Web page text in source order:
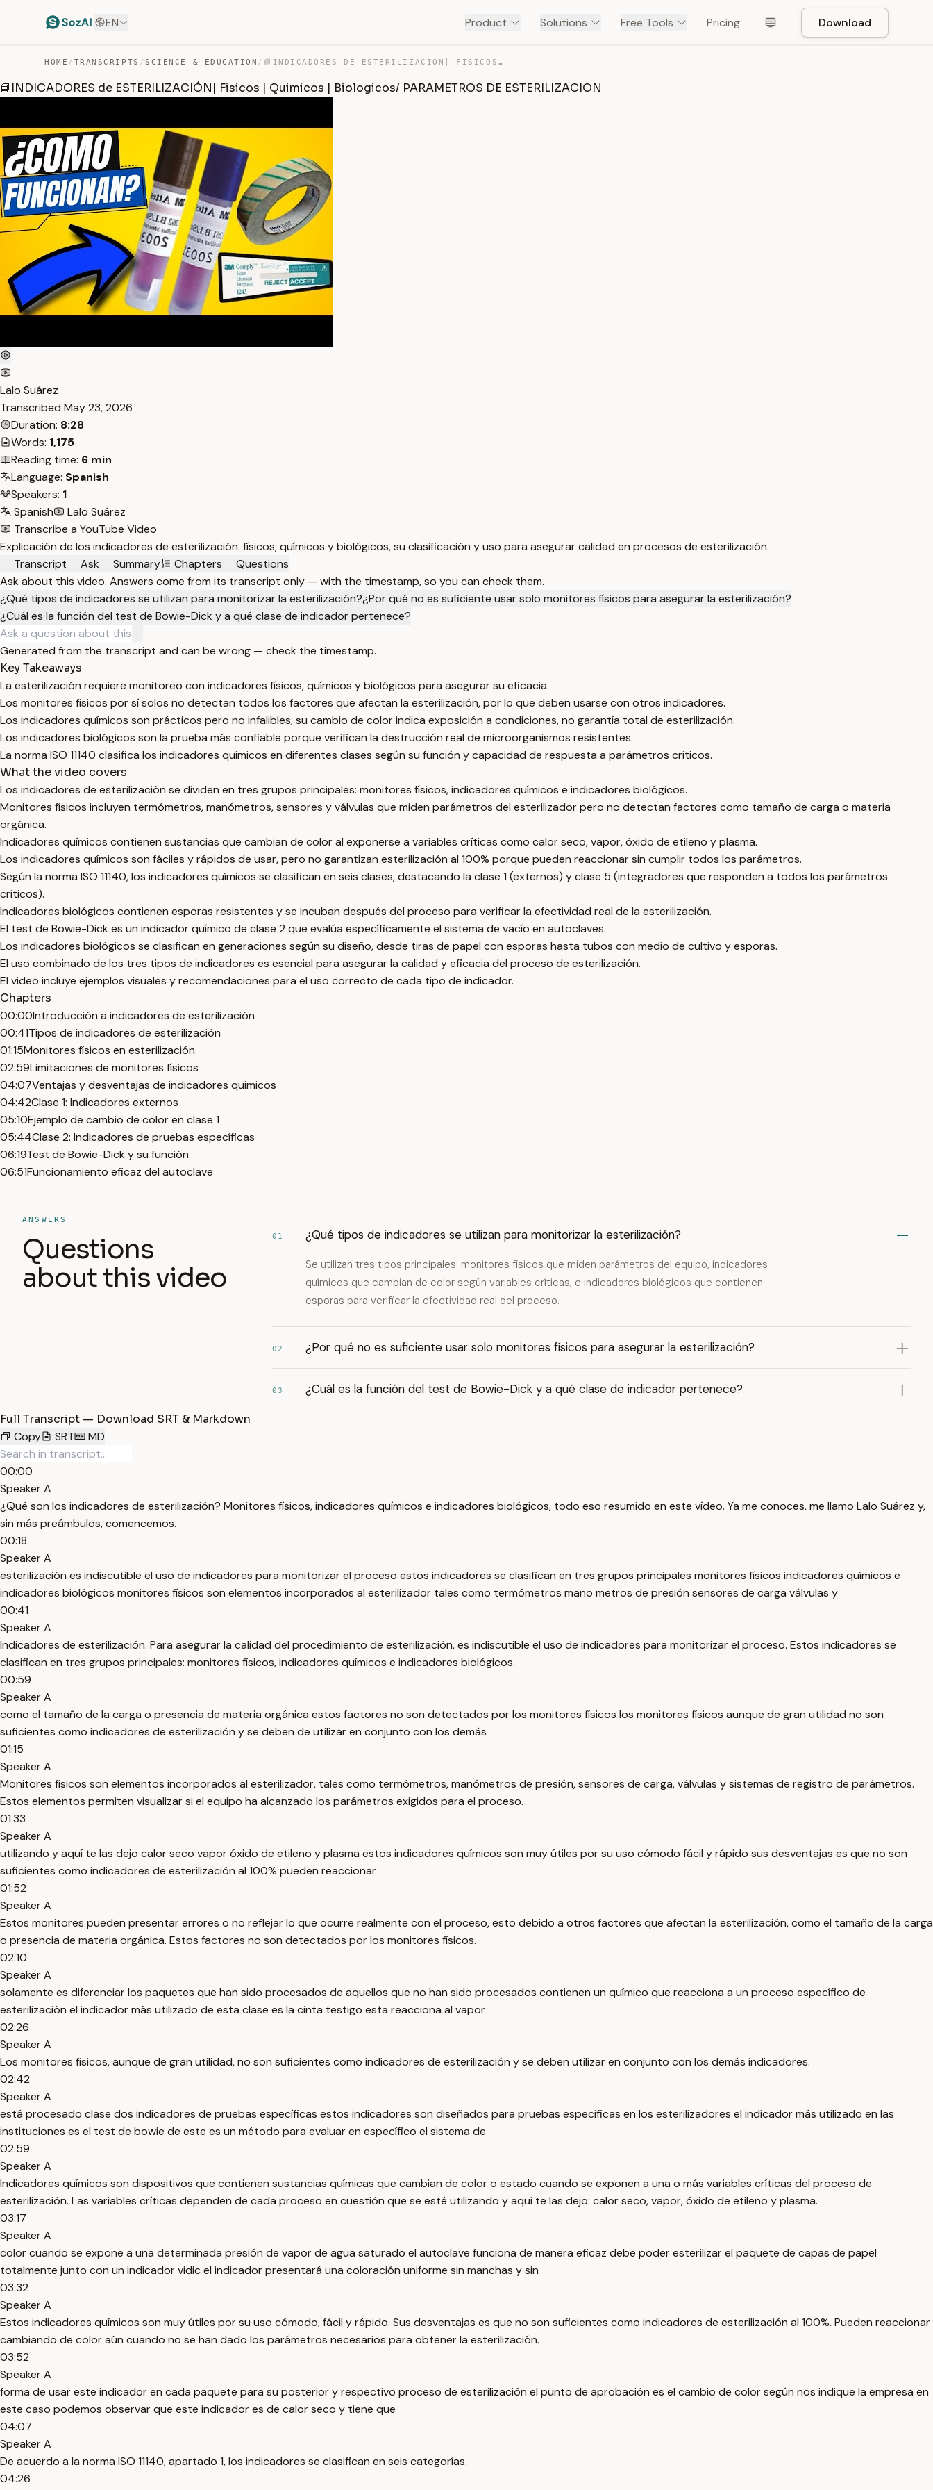
EN Product Solutions Free Tools Pricing Download
HOME / TRANSCRIPTS /SCIENCE & EDUCATION / 📘INDICADORES DE ESTERILIZACIÓN| FISICOS | QUIMICOS | BI… — TRANSCRIPT
📘INDICADORES de ESTERILIZACIÓN| Fisicos | Quimicos | Biologicos/ PARAMETROS DE ESTERILIZACION
Lalo Suárez
Transcribed May 23, 2026
Duration: 8:28
Words: 1,175
Reading time: 6 min
Language: Spanish
Speakers: 1
Spanish
Lalo Suárez
Transcribe a YouTube Video
Explicación de los indicadores de esterilización: físicos, químicos y biológicos, su clasificación y uso para asegurar calidad en procesos de esterilización.
Transcript
Ask Summary Chapters
Questions
Ask about this video. Answers come from its transcript only — with the timestamp, so you can check them.
¿Qué tipos de indicadores se utilizan para monitorizar la esterilización?¿Por qué no es suficiente usar solo monitores físicos para asegurar la esterilización?
¿Cuál es la función del test de Bowie-Dick y a qué clase de indicador pertenece?
Generated from the transcript and can be wrong — check the timestamp.
Key Takeaways
La esterilización requiere monitoreo con indicadores físicos, químicos y biológicos para asegurar su eficacia.
Los monitores físicos por sí solos no detectan todos los factores que afectan la esterilización, por lo que deben usarse con otros indicadores.
Los indicadores químicos son prácticos pero no infalibles; su cambio de color indica exposición a condiciones, no garantía total de esterilización.
Los indicadores biológicos son la prueba más confiable porque verifican la destrucción real de microorganismos resistentes.
La norma ISO 11140 clasifica los indicadores químicos en diferentes clases según su función y capacidad de respuesta a parámetros críticos.
What the video covers
Los indicadores de esterilización se dividen en tres grupos principales: monitores físicos, indicadores químicos e indicadores biológicos.
Monitores físicos incluyen termómetros, manómetros, sensores y válvulas que miden parámetros del esterilizador pero no detectan factores como tamaño de carga o materia
orgánica.
Indicadores químicos contienen sustancias que cambian de color al exponerse a variables críticas como calor seco, vapor, óxido de etileno y plasma.
Los indicadores químicos son fáciles y rápidos de usar, pero no garantizan esterilización al 100% porque pueden reaccionar sin cumplir todos los parámetros.
Según la norma ISO 11140, los indicadores químicos se clasifican en seis clases, destacando la clase 1 (externos) y clase 5 (integradores que responden a todos los parámetros
críticos).
Indicadores biológicos contienen esporas resistentes y se incuban después del proceso para verificar la efectividad real de la esterilización.
El test de Bowie-Dick es un indicador químico de clase 2 que evalúa específicamente el sistema de vacío en autoclaves.
Los indicadores biológicos se clasifican en generaciones según su diseño, desde tiras de papel con esporas hasta tubos con medio de cultivo y esporas.
El uso combinado de los tres tipos de indicadores es esencial para asegurar la calidad y eficacia del proceso de esterilización.
El video incluye ejemplos visuales y recomendaciones para el uso correcto de cada tipo de indicador.
Chapters
00:00Introducción a indicadores de esterilización
00:41Tipos de indicadores de esterilización
01:15Monitores físicos en esterilización
02:59Limitaciones de monitores físicos
04:07Ventajas y desventajas de indicadores químicos
04:42Clase 1: Indicadores externos
05:10Ejemplo de cambio de color en clase 1
05:44Clase 2: Indicadores de pruebas específicas
06:19Test de Bowie-Dick y su función
06:51Funcionamiento eficaz del autoclave
ANSWERS
Questions
about this video
01 ¿Qué tipos de indicadores se utilizan para monitorizar la esterilización?
Se utilizan tres tipos principales: monitores físicos que miden parámetros del equipo, indicadores
químicos que cambian de color según variables críticas, e indicadores biológicos que contienen
esporas para verificar la efectividad real del proceso.
02 ¿Por qué no es suficiente usar solo monitores físicos para asegurar la esterilización?
03 ¿Cuál es la función del test de Bowie-Dick y a qué clase de indicador pertenece?
Full Transcript — Download SRT & Markdown
Copy
SRT MD
00:00
Speaker A
¿Qué son los indicadores de esterilización? Monitores físicos, indicadores químicos e indicadores biológicos, todo eso resumido en este vídeo. Ya me conoces, me llamo Lalo Suárez y,
sin más preámbulos, comencemos.
00:18
Speaker A
esterilización es indiscutible el uso de indicadores para monitorizar el proceso estos indicadores se clasifican en tres grupos principales monitores físicos indicadores químicos e
indicadores biológicos monitores físicos son elementos incorporados al esterilizador tales como termómetros mano metros de presión sensores de carga válvulas y
00:41
Speaker A
Indicadores de esterilización. Para asegurar la calidad del procedimiento de esterilización, es indiscutible el uso de indicadores para monitorizar el proceso. Estos indicadores se
clasifican en tres grupos principales: monitores físicos, indicadores químicos e indicadores biológicos.
00:59
Speaker A
como el tamaño de la carga o presencia de materia orgánica estos factores no son detectados por los monitores físicos los monitores físicos aunque de gran utilidad no son
suficientes como indicadores de esterilización y se deben de utilizar en conjunto con los demás
01:15
Speaker A
Monitores físicos son elementos incorporados al esterilizador, tales como termómetros, manómetros de presión, sensores de carga, válvulas y sistemas de registro de parámetros.
Estos elementos permiten visualizar si el equipo ha alcanzado los parámetros exigidos para el proceso.
01:33
Speaker A
utilizando y aquí te las dejo calor seco vapor óxido de etileno y plasma estos indicadores químicos son muy útiles por su uso cómodo fácil y rápido sus desventajas es que no son
suficientes como indicadores de esterilización al 100% pueden reaccionar
01:52
Speaker A
Estos monitores pueden presentar errores o no reflejar lo que ocurre realmente con el proceso, esto debido a otros factores que afectan la esterilización, como el tamaño de la carga
o presencia de materia orgánica. Estos factores no son detectados por los monitores físicos.
02:10
Speaker A
solamente es diferenciar los paquetes que han sido procesados de aquellos que no han sido procesados contienen un químico que reacciona a un proceso específico de
esterilización el indicador más utilizado de esta clase es la cinta testigo esta reacciona al vapor
02:26
Speaker A
Los monitores físicos, aunque de gran utilidad, no son suficientes como indicadores de esterilización y se deben utilizar en conjunto con los demás indicadores.
02:42
Speaker A
está procesado clase dos indicadores de pruebas específicas estos indicadores son diseñados para pruebas específicas en los esterilizadores el indicador más utilizado en las
instituciones es el test de bowie de este es un método para evaluar en específico el sistema de
02:59
Speaker A
Indicadores químicos son dispositivos que contienen sustancias químicas que cambian de color o estado cuando se exponen a una o más variables críticas del proceso de
esterilización. Las variables críticas dependen de cada proceso en cuestión que se esté utilizando y aquí te las dejo: calor seco, vapor, óxido de etileno y plasma.
03:17
Speaker A
color cuando se expone a una determinada presión de vapor de agua saturado el autoclave funciona de manera eficaz debe poder esterilizar el paquete de capas de papel
totalmente junto con un indicador vidic el indicador presentará una coloración uniforme sin manchas y sin
03:32
Speaker A
Estos indicadores químicos son muy útiles por su uso cómodo, fácil y rápido. Sus desventajas es que no son suficientes como indicadores de esterilización al 100%. Pueden reaccionar
cambiando de color aún cuando no se han dado los parámetros necesarios para obtener la esterilización.
03:52
Speaker A
forma de usar este indicador en cada paquete para su posterior y respectivo proceso de esterilización el punto de aprobación es el cambio de color según nos indique la empresa en
este caso podemos observar que este indicador es de calor seco y tiene que
04:07
Speaker A
De acuerdo a la norma ISO 11140, apartado 1, los indicadores se clasifican en seis categorías.
04:26